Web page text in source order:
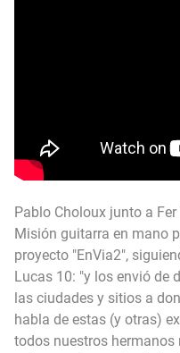
Pablo Choloux junto a
Misión guitarra en mano
proyecto "EnVia2",
Lucas 10: "y los envió de
las ciudades y sitios a
habla de estas (y otras)
todos nuestros